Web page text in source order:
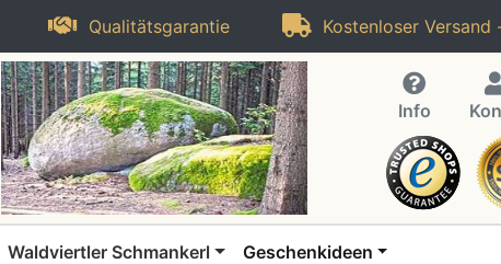
Qualitätsgarantie Kostenloser Versand
Info
Waldviertler Schmankerl Geschenkideen